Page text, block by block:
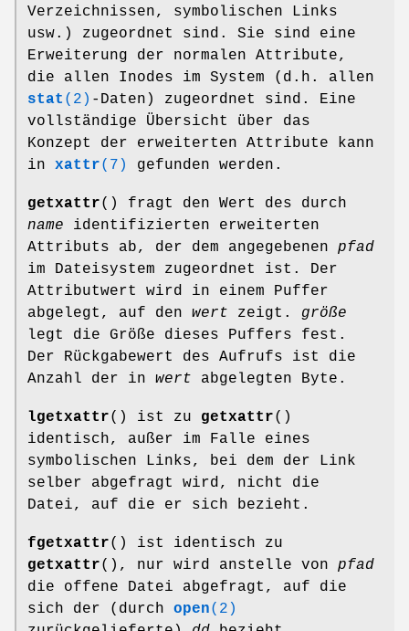
Verzeichnissen, symbolischen Links
usw.) zugeordnet sind. Sie sind eine
Erweiterung der normalen Attribute,
die allen Inodes im System (d.h. allen
stat (2) -Daten) zugeordnet sind. Eine
vollständige Übersicht über das
Konzept der erweiterten Attribute kann
in xattr(7) gefunden werden.
getxattr() fragt den Wert des durch
name identifizierten erweiterten
Attributs ab, der dem angegebenen pfad
im Dateisystem zugeordnet ist. Der
Attributwert wird in einem Puffer
abgelegt, auf den wert zeigt. größe
legt die Größe dieses Puffers fest.
Der Rückgabewert des Aufrufs ist die
Anzahl der in wert abgelegten Byte.
lgetxattr() ist zu getxattr()
identisch, außer im Falle eines
symbolischen Links, bei dem der Link
selber abgefragt wird, nicht die
Datei, auf die er sich bezieht.
fgetxattr() ist identisch zu
getxattr(), nur wird anstelle von pfad
die offene Datei abgefragt, auf die
sich der (durch open(2)